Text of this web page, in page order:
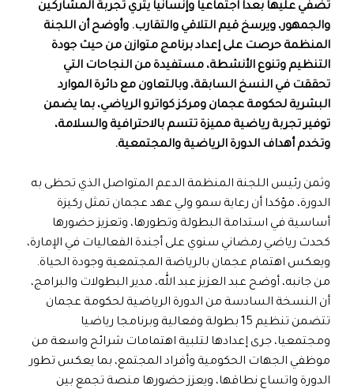
تضفي عليها بعدا اجتماعيا وإنسانيا يثري تجربة المشاركين
والجمهور، ويرسخ قيم التلاقي والتقارب. وأوضح أن اللجنة
المنظمة حرصت على إعداد برنامج متوازن من حيث جودة
التنظيم وتنوع الأنشطة، مستفيدة من النجاحات التي
تحققت في النسخ السابقة، وبالتعاون مع دائرة الموارد
البشرية لحكومة عجمان ومركز كواترو الرياضي، بما يضمن
توفير تجربة رياضية مميزة تتسم بالاحترافية والسلامة،
وتخدم أهداف الدورة الرياضية والمجتمعية.
وثمن رئيس اللجنة المنظمة الدعم المتواصل الذي تحظى به
الدورة، مؤكدا أن رعاية سمو ولي عهد عجمان تمثل ركيزة
أساسية في استدامة البطولة وتطورها، وتعزيز حضورها
كحدث رياضي رمضاني سنوي على أجندة الفعاليات في الإمارة،
ويعكس اهتمام عجمان بالرياضة المجتمعية وجودة الحياة.
من جانبه، أوضح عبد العزيز عبد الله، مدير البطولات والبرامج،
أن النسخة السادسة من الدورة الرياضية لحكومة عجمان
تتضمن تنظيم 15 بطولة وفعالية وبرنامجا رياضيا
ومجتمعيا، جرى إعدادها لتلبية اهتمامات شرائح واسعة من
موظفي الجهات الحكومية وأفراد المجتمع، بما يعكس تطور
الدورة واتساع نطاقها، ويعزز حضورها منصة تجمع بين